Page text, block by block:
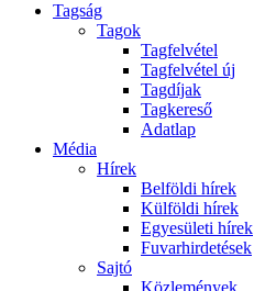
Tagság
Tagok
Tagfelvétel
Tagfelvétel új
Tagdíjak
Tagkereső
Adatlap
Média
Hírek
Belföldi hírek
Külföldi hírek
Egyesületi hírek
Fuvarhirdetések
Sajtó